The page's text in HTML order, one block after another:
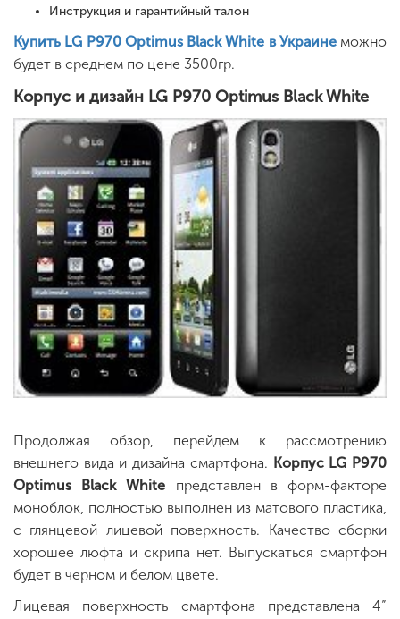
Инструкция и гарантийный талон
Купить LG P970 Optimus Black White в Украинеможно
будет в среднем по цене 3500гр.
Корпус и дизайн LG P970 Optimus Black White
Продолжая обзор, перейдем к рассмотрению
внешнего вида и дизайна смартфона. Корпус LG P970
Optimus Black White представлен в форм-факторе
моноблок, полностью выполнен из матового пластика,
с глянцевой лицевой поверхность. Качество сборки
хорошее люфта и скрипа нет. Выпускаться смартфон
будет в черном и белом цвете.
Лицевая поверхность смартфона представлена 4”